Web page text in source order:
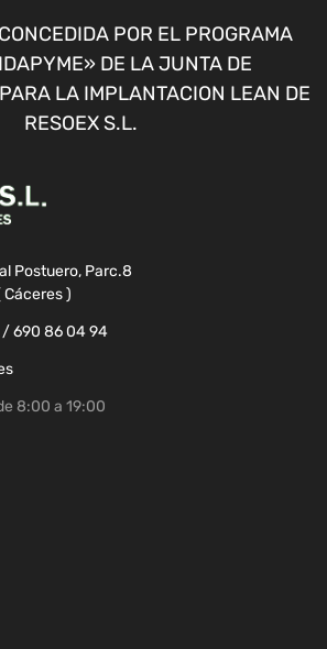
POR EL PROGRAMA
DE LA JUNTA DE
LA IMPLANTACION LEAN DE
RESOEX S.L.
Postuero, Parc.8
)
/ 690 86 04 94
8:00 a 19:00